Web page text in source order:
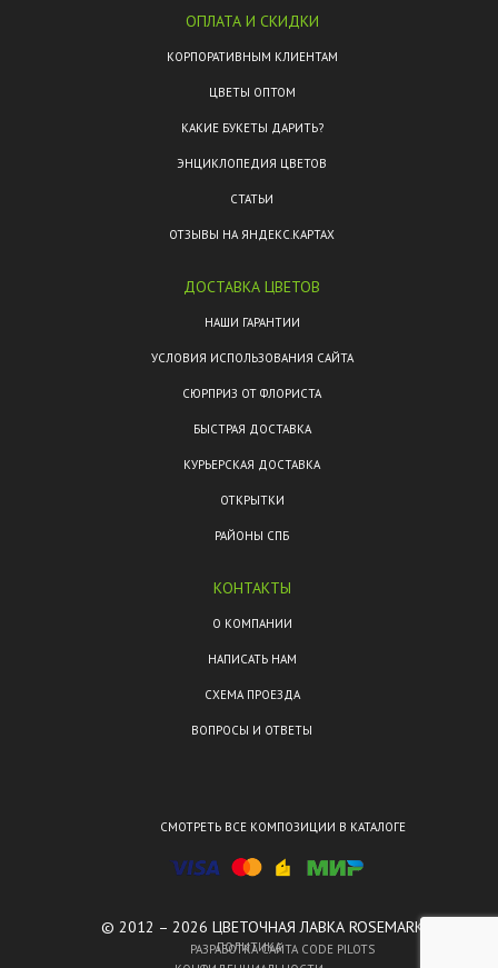
ОПЛАТА И СКИДКИ
КОРПОРАТИВНЫМ КЛИЕНТАМ
ЦВЕТЫ ОПТОМ
КАКИЕ БУКЕТЫ ДАРИТЬ?
ЭНЦИКЛОПЕДИЯ ЦВЕТОВ
СТАТЬИ
ОТЗЫВЫ НА ЯНДЕКС.КАРТАХ
ДОСТАВКА ЦВЕТОВ
НАШИ ГАРАНТИИ
УСЛОВИЯ ИСПОЛЬЗОВАНИЯ САЙТА
СЮРПРИЗ ОТ ФЛОРИСТА
БЫСТРАЯ ДОСТАВКА
КУРЬЕРСКАЯ ДОСТАВКА
ОТКРЫТКИ
РАЙОНЫ СПБ
ПОЛИТИКА
КОНТАКТЫ
О КОМПАНИИ
НАПИСАТЬ НАМ
СХЕМА ПРОЕЗДА
ВОПРОСЫ И ОТВЕТЫ
СМОТРЕТЬ ВСЕ КОМПОЗИЦИИ В КАТАЛОГЕ
© 2012 – 2026 ЦВЕТОЧНАЯ ЛАВКА ROSEMARKT.
РАЗРАБОТКА САЙТА CODE PILOTS